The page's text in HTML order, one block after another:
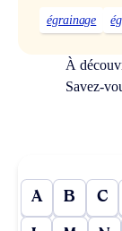
égrainage
À
Savez-
A B C